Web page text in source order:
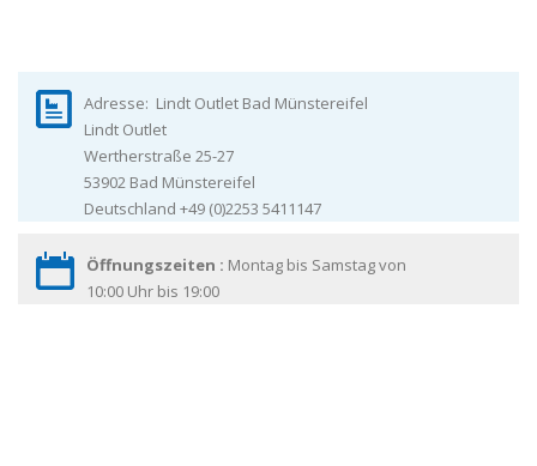
Adresse: Lindt Outlet Bad Münstereifel
Lindt Outlet
Wertherstraße 25-27
53902 Bad Münstereifel
Deutschland +49 (0)2253 5411147
Öffnungszeiten : Montag bis Samstag von
10:00 Uhr bis 19:00